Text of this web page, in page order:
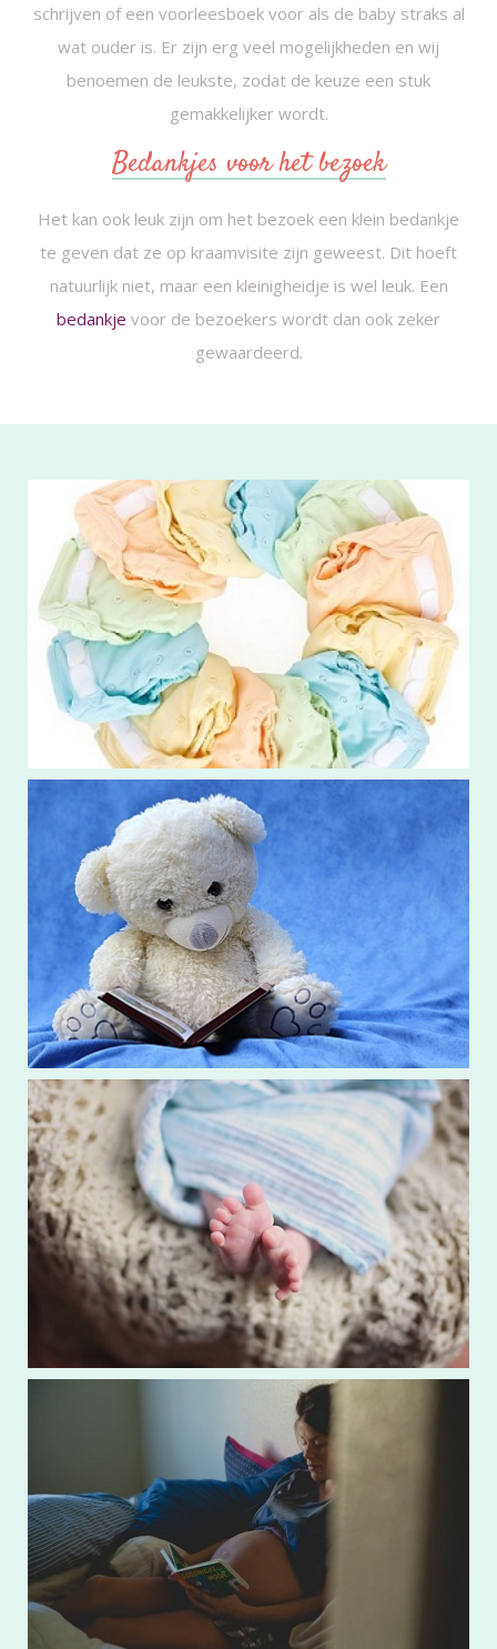
schrijven of een voorleesboek voor als de baby straks al
wat ouder is. Er zijn erg veel mogelijkheden en wij
benoemen de leukste, zodat de keuze een stuk
gemakkelijker wordt.
Bedankjes voor het bezoek
Het kan ook leuk zijn om het bezoek een klein bedankje
te geven dat ze op kraamvisite zijn geweest. Dit hoeft
natuurlijk niet, maar een kleinigheidje is wel leuk. Een
bedankje voor de bezoekers wordt dan ook zeker
gewaardeerd.